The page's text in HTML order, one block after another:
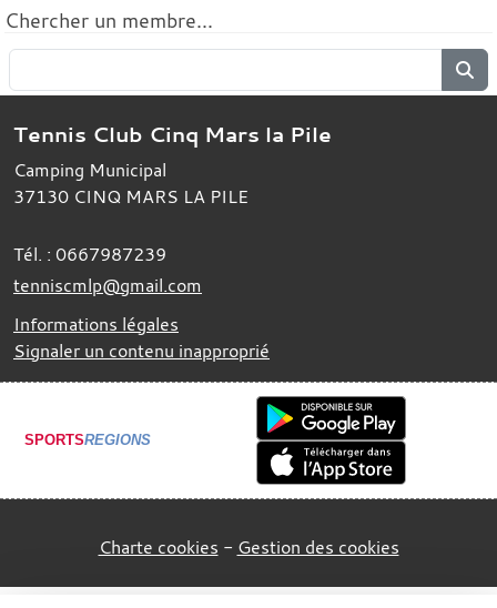
Chercher un membre...
Tennis Club Cinq Mars la Pile
Camping Municipal
37130 CINQ MARS LA PILE
Tél. : 0667987239
tenniscmlp@gmail.com
Informations légales
Signaler un contenu inapproprié
SPORTSREGIONS
Charte cookies Gestion des cookies